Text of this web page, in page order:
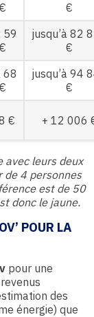
€
59
jusqu’à 82
€
68
jusqu’à 94
€
€ + 12 006
avec leurs deux
de 4 personnes
est de 50
donc le jaune.
POUR LA
pour une
des
énergie) que